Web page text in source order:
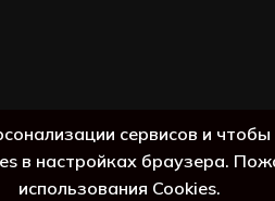
сервисов и
в настройках браузера.
использования Cookies.